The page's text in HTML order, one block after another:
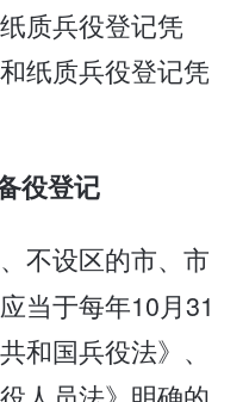
质兵役登记凭
纸质兵役登记凭
役登记
不设区的市、市
当于每年10月31
和国兵役法》、